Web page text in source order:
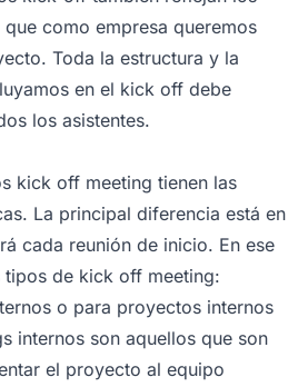
como empresa queremos
Toda la estructura y la
en el kick off debe
los asistentes.
kick off meeting tienen las
La principal diferencia está en
cada reunión de inicio. En ese
tipos de kick off meeting:
o para proyectos internos
internos son aquellos que son
el proyecto al equipo